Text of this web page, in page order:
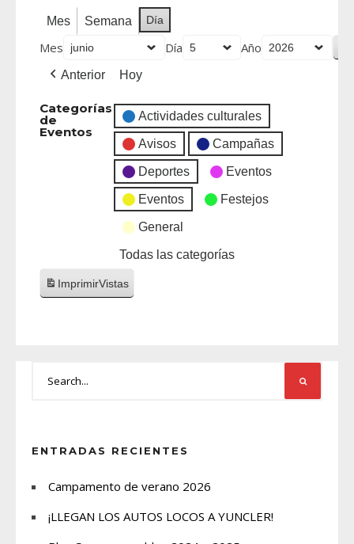
Mes Semana Día
Mes Día Año
Anterior Hoy
Categorías
de
Eventos
Actividades culturales
Avisos Campañas
Deportes Eventos
Eventos Festejos
General
Todas las categorías
ImprimirVistas
ENTRADAS RECIENTES
Campamento de verano 2026
¡LLEGAN LOS AUTOS LOCOS A YUNCLER!